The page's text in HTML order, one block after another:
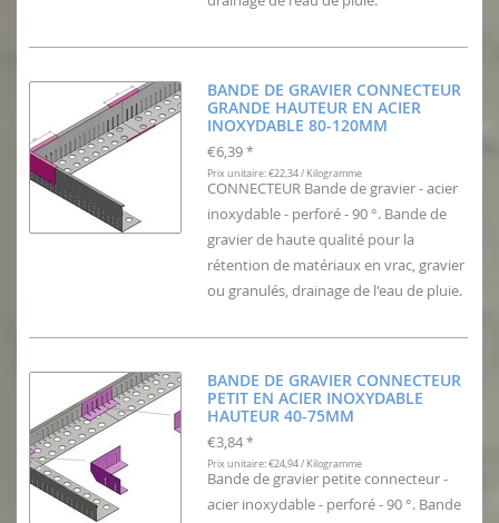
BANDE DE GRAVIER CONNECTEUR
GRANDE HAUTEUR EN ACIER
INOXYDABLE 80-120MM
€6,39 *
Prix unitaire: €22,34 / Kilogramme
CONNECTEUR Bande de gravier - acier
inoxydable - perforé - 90 °. Bande de
gravier de haute qualité pour la
rétention de matériaux en vrac, gravier
ou granulés, drainage de l'eau de pluie.
BANDE DE GRAVIER CONNECTEUR
PETIT EN ACIER INOXYDABLE
HAUTEUR 40-75MM
€3,84 *
Prix unitaire: €24,94 / Kilogramme
Bande de gravier petite connecteur -
acier inoxydable - perforé - 90 °. Bande